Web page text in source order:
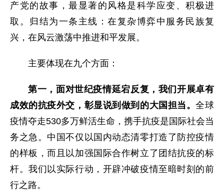
产党的故事，最显著的风格是科学应变、积极进
取。归结为一条主线：在复杂博弈中服务民族复
兴，在风云激荡中推进和平发展。
主要体现在九个方面：
第一，面对世纪疫情延宕反复，我们开展卓有
成效的抗疫外交，彰显说到做到的大国担当。全球
疫情夺走530多万鲜活生命，携手抗疫是国际社会当
务之急。中国不仅以国内动态清零打造了防控疫情
的样板，而且以加强国际合作树立了团结抗疫的标
杆。我们以实际行动，开辟冲破疫情至暗时刻的前
行之路。